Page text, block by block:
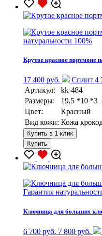
натуральности 100%
Крутое красное портмоне
17 400 руб.
Сплит 4
Артикул:
kk-484
Размеры:
19,5 *10 *3
Цвет:
Красный
Вид кожи: Кожа
Купить в 1 клик
Купить
Гарантия
Ключница для больших
6 700 руб. 7 800 руб.